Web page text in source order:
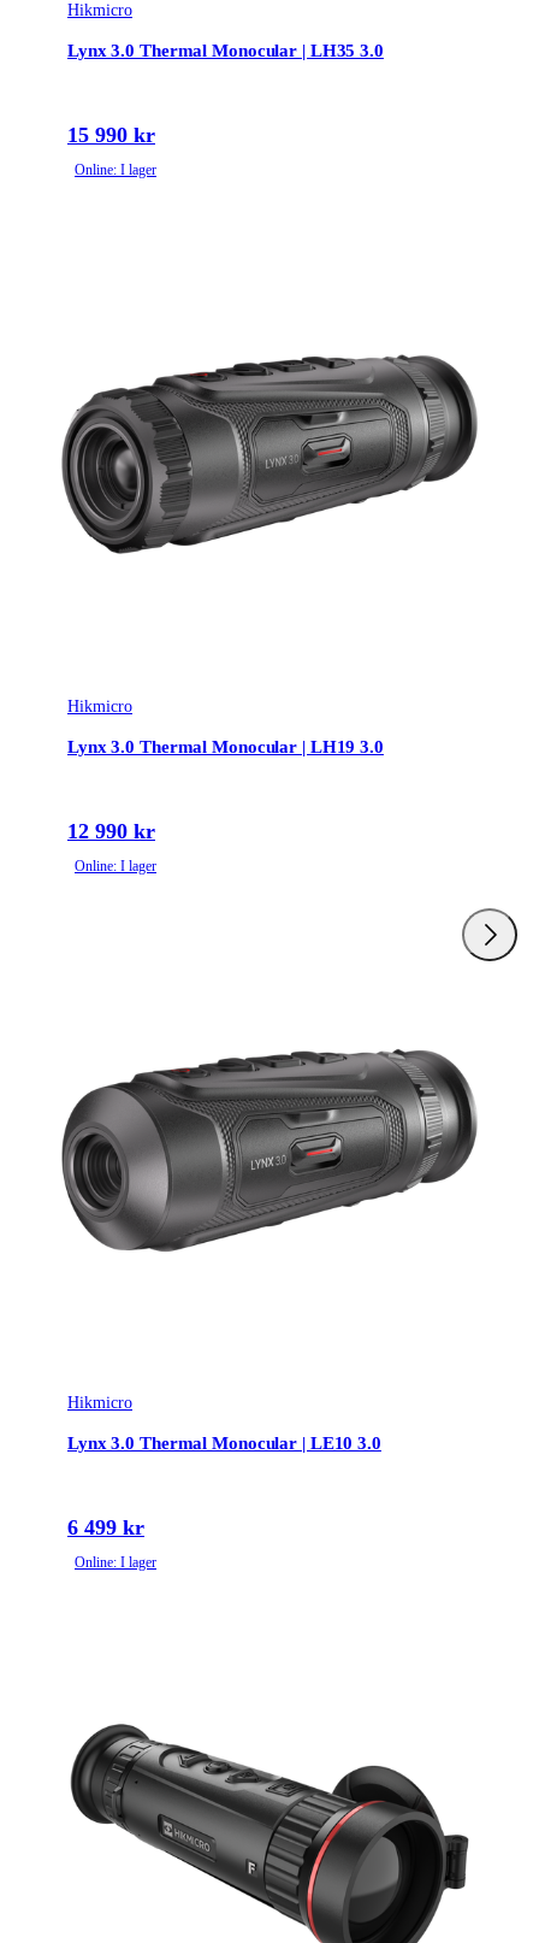
Hikmicro
Lynx 3.0 Thermal Monocular | LH35 3.0
15 990 kr
Online: I lager
Hikmicro
Lynx 3.0 Thermal Monocular | LH19 3.0
12 990 kr
Online: I lager
Hikmicro
Lynx 3.0 Thermal Monocular | LE10 3.0
6 499 kr
Online: I lager